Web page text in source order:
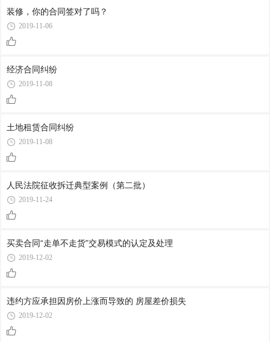
装修，你的合同签对了吗？
2019-11-06
经济合同纠纷
2019-11-08
土地租赁合同纠纷
2019-11-08
人民法院征收拆迁典型案例（第二批）
2019-11-24
买卖合同“走单不走货”交易模式的认定及处理
2019-12-02
违约方应承担因房价上涨而导致的 房屋差价损失
2019-12-02